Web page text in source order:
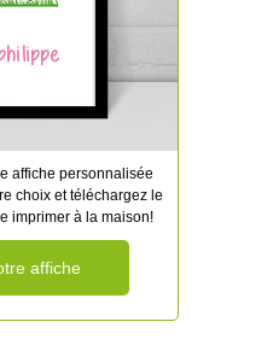
affiche personnalisée
choix et téléchargez le
imprimer à la maison!
affiche